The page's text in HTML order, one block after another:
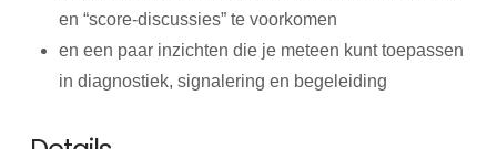
en “score-discussies” te voorkomen
en een paar inzichten die je meteen kunt toepassen
in diagnostiek, signalering en begeleiding